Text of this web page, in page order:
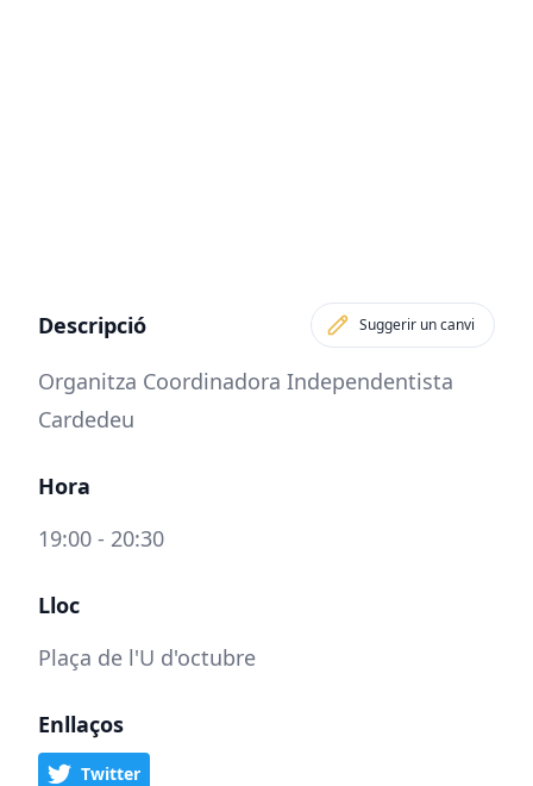
Descripció Suggerir un canvi
Organitza Coordinadora Independentista
Cardedeu
Hora
19:00 - 20:30
Lloc
Plaça de l'U d'octubre
Enllaços
Twitter